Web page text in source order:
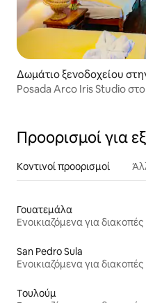
Δωμάτιο ξενοδοχείου
Posada Arco Iris Studio
Προορισμοί για
Κοντινοί προορισμοί
Γουατεμάλα
Ενοικιαζόμενα για διακοπές
San Pedro Sula
Ενοικιαζόμενα για διακοπές
Τουλούμ